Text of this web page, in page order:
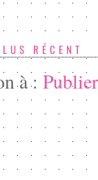
RÉCENT
à :